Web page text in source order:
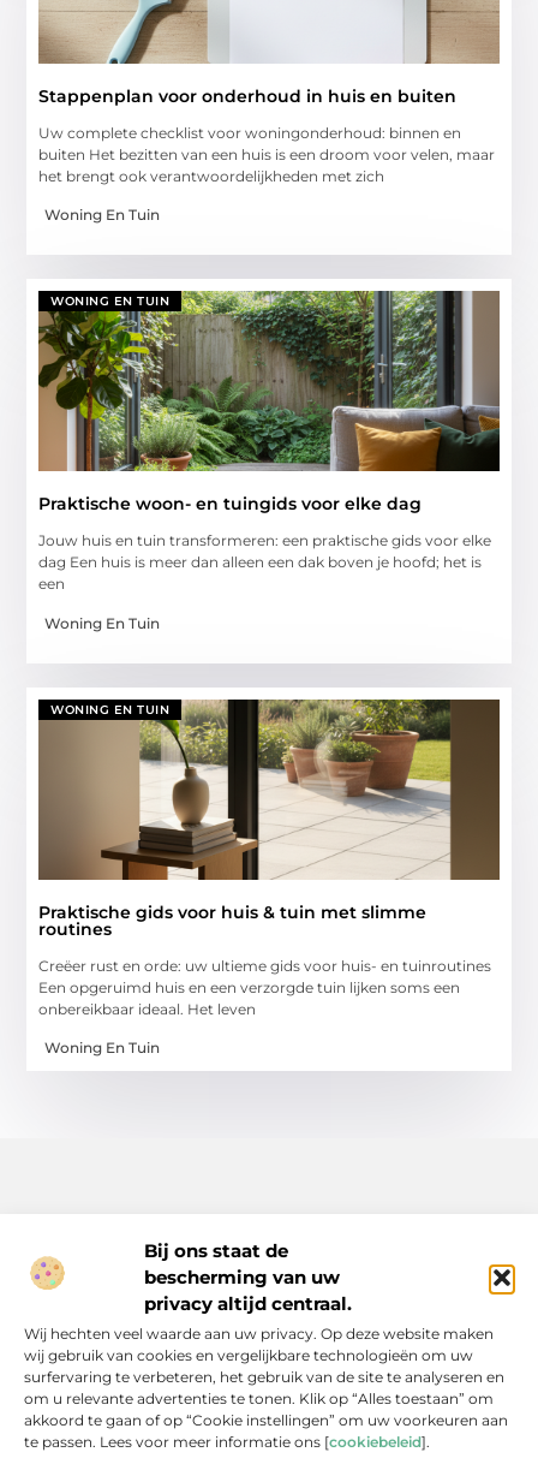
Bij ons staat de
bescherming van uw
privacy altijd centraal.
Wij hechten veel waarde aan uw privacy. Op deze website maken
wij gebruik van cookies en vergelijkbare technologieën om uw
surfervaring te verbeteren, het gebruik van de site te analyseren en
om u relevante advertenties te tonen. Klik op “Alles toestaan” om
akkoord te gaan of op “Cookie instellingen” om uw voorkeuren aan
te passen. Lees voor meer informatie ons [cookiebeleid].
Stappenplan voor onderhoud in huis en buiten
Uw complete checklist voor woningonderhoud: binnen en
buiten Het bezitten van een huis is een droom voor velen, maar
het brengt ook verantwoordelijkheden met zich
Woning En Tuin
WONING EN TUIN
Praktische woon- en tuingids voor elke dag
Jouw huis en tuin transformeren: een praktische gids voor elke
dag Een huis is meer dan alleen een dak boven je hoofd; het is
een
Woning En Tuin
WONING EN TUIN
Praktische gids voor huis & tuin met slimme
routines
Creëer rust en orde: uw ultieme gids voor huis- en tuinroutines
Een opgeruimd huis en een verzorgde tuin lijken soms een
onbereikbaar ideaal. Het leven
Woning En Tuin
Inspiratie, tips en verhalen voor elk moment.
Ontdek een breed scala aan artikelen en blogs die je dagelijks
leven verrijken, van praktische adviezen tot boeiende verhalen.
Bericht categorie